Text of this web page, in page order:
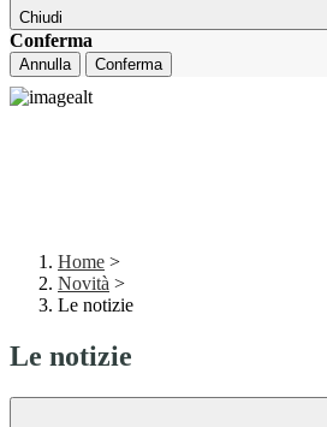
Chiudi
Conferma
Annulla Conferma
Home >
Novità >
Le notizie
Le notizie